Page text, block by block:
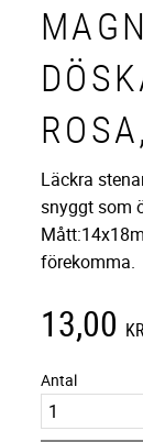
Läckra
snyggt som
förekomma.
13,00 KR
Antal